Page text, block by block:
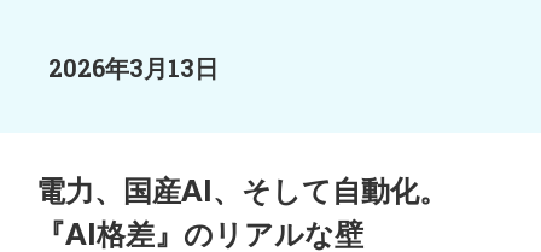
2026年3月13日
電力、国産AI、そして自動化。
『AI格差』のリアルな壁